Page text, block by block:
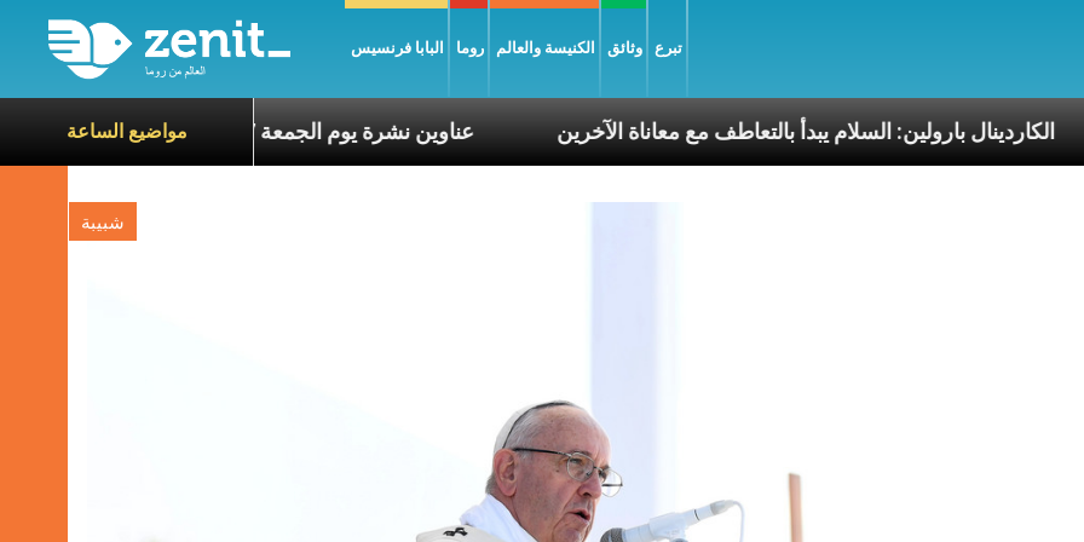
البابا فرنسيس روما الكنيسة والعالم وثائق تبرع
مواضيع الساعةعناوين نشرة يوم الجمعة 7 آب 2026: السلام يُبنى بصبر يومًا بعد يوم الكاردينال بارولين: السلام يبدأ بالتعاطف مع معاناة الآخرين
شبيبة